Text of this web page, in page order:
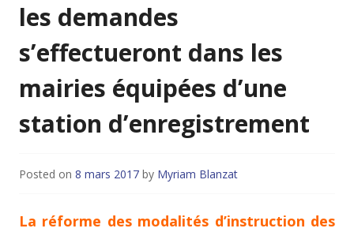
les demandes
s’effectueront dans les
mairies équipées d’une
station d’enregistrement
Posted on 8 mars 2017 by Myriam Blanzat
La réforme des modalités d’instruction des